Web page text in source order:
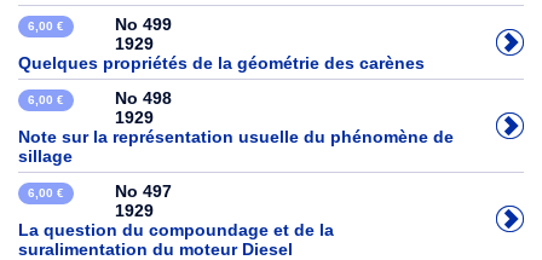
6,00 €
No 499
1929
Quelques propriétés de la géométrie des carènes
6,00 €
No 498
1929
Note sur la représentation usuelle du phénomène de
sillage
6,00 €
No 497
1929
La question du compoundage et de la
suralimentation du moteur Diesel